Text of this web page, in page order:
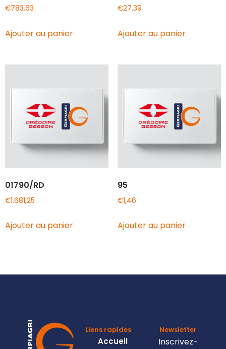
€783,63
Ajouter au panier
€27,39
Ajouter au panier
01790/RD
€1.681,25
Ajouter au panier
95
€1,46
Ajouter au panier
Liens rapides
Accueil
Newsletter
Inscrivez-